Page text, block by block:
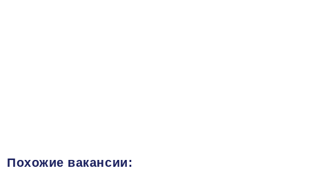
Похожие вакансии: